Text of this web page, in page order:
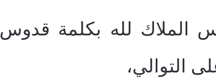
الملاك لله بكلمة قدوس
التوالي،